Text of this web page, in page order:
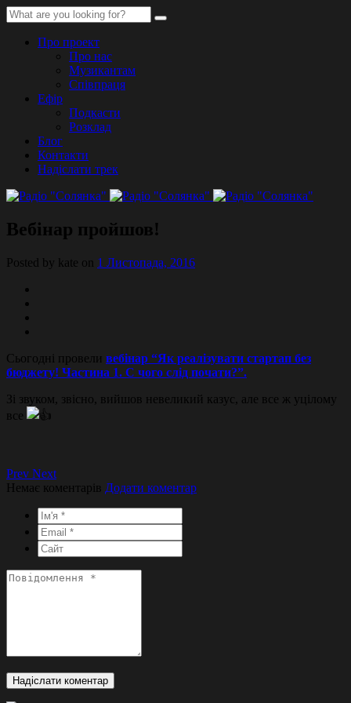
Про проект
Про нас
Музикантам
Співпраця
Ефір
Подкасти
Розклад
Блог
Контакти
Надіслати трек
Вебінар пройшов!
Posted by kate on 1 Листопада, 2016
Сьогодні провели вебінар “Як реалізувати стартап без
бюджету! Частина 1. С чого слід почати?”.
Зі звуком, звісно, вийшов невеликий казус, але все ж уцілому
все
Prev Next
Немає коментарів Додати коментар